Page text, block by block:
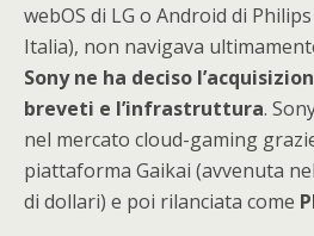
webOS di LG o Android di
Italia), non navigava
Sony ne ha deciso
breveti e l’infrastruttura.
nel mercato cloud-gaming
piattaforma Gaikai (avvenuta
di dollari) e poi rilanciata come